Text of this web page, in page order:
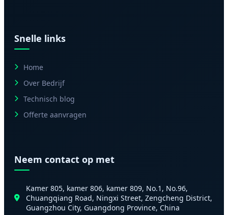
Snelle links
Home
Over Bedrijf
Technisch blog
Offerte aanvragen
Neem contact op met
Kamer 805, kamer 806, kamer 809, No.1, No.96,
Chuangqiang Road, Ningxi Street, Zengcheng District,
Guangzhou City, Guangdong Province, China